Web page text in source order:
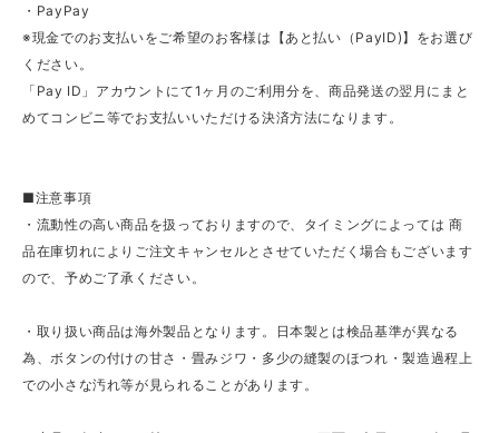
・PayPay
※現金でのお支払いをご希望のお客様は【あと払い（PayID)】をお選び
ください。
「Pay ID」アカウントにて1ヶ月のご利用分を、商品発送の翌月にまと
めてコンビニ等でお支払いいただける決済方法になります。
■注意事項
・流動性の高い商品を扱っておりますので、タイミングによっては 商
品在庫切れによりご注文キャンセルとさせていただく場合もございます
ので、予めご了承ください。
・取り扱い商品は海外製品となります。日本製とは検品基準が異なる
為、ボタンの付けの甘さ・畳みジワ・多少の縫製のほつれ・製造過程上
での小さな汚れ等が見られることがあります。